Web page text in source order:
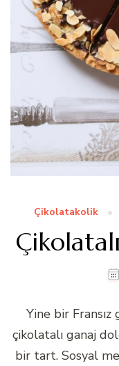
Çikolatakolik
Yine bir Fransız
çikolatalı ganaj
bir tart. Sosyal